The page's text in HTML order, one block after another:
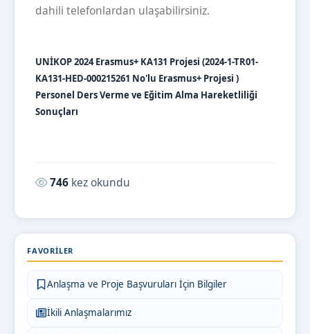
dahili telefonlardan ulaşabilirsiniz.
UNİKOP 2024 Erasmus+ KA131 Projesi (2024-1-TR01-
KA131-HED-000215261 No'lu Erasmus+ Projesi )
Personel Ders Verme ve Eğitim Alma Hareketliliği
Sonuçları
Okunma sayısı:
746 kez okundu
FAVORILER
Anlaşma ve Proje Başvuruları İçin Bilgiler
İkili Anlaşmalarımız